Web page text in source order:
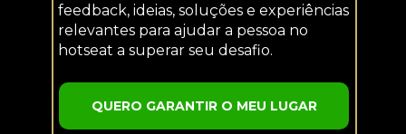
feedback, ideias, soluções e experiências
relevantes para ajudar a pessoa no
hotseat a superar seu desafio.
QUERO GARANTIR O MEU LUGAR